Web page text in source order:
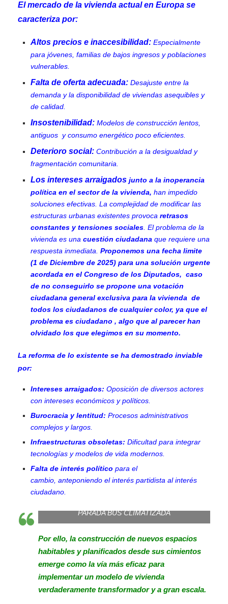
El mercado de la vivienda actual en Europa se
caracteriza por:
Altos precios e inaccesibilidad: Especialmente
para jóvenes, familias de bajos ingresos y poblaciones
vulnerables.
Falta de oferta adecuada: Desajuste entre la
demanda y la disponibilidad de viviendas asequibles y
de calidad.
Insostenibilidad: Modelos de construcción lentos,
antiguos y consumo energético poco eficientes.
Deterioro social: Contribución a la desigualdad y
fragmentación comunitaria.
Los intereses arraigados junto a la inoperancia
política en el sector de la vivienda, han impedido
soluciones efectivas. La complejidad de modificar las
estructuras urbanas existentes provoca retrasos
constantes y tensiones sociales . El problema de la
vivienda es una cuestión ciudadana que requiere una
respuesta inmediata. Proponemos una fecha limite
(1 de Diciembre de 2025) para una solución urgente
acordada en el Congreso de los Diputados, caso
de no conseguirlo se propone una votación
ciudadana general exclusiva para la vivienda de
todos los ciudadanos de cualquier color, ya que el
problema es ciudadano , algo que al parecer han
olvidado los que elegimos en su momento.
La reforma de lo existente se ha demostrado inviable
por:
Intereses arraigados: Oposición de diversos actores
con intereses económicos y políticos.
Burocracia y lentitud: Procesos administrativos
complejos y largos.
Infraestructuras obsoletas: Dificultad para integrar
tecnologías y modelos de vida modernos.
Falta de interés político para el
cambio, anteponiendo el interés partidista al interés
ciudadano.
PARADA BUS CLIMATIZADA
Por ello, la construcción de nuevos espacios
habitables y planificados desde sus cimientos
emerge como la vía más eficaz para
implementar un modelo de vivienda
verdaderamente transformador y a gran escala.